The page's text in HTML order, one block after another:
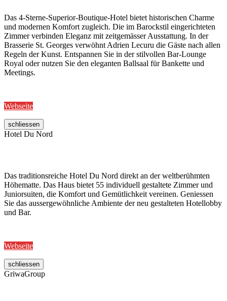
Das 4-Sterne-Superior-Boutique-Hotel bietet historischen Charme
und modernen Komfort zugleich. Die im Barockstil eingerichteten
Zimmer verbinden Eleganz mit zeitgemässer Ausstattung. In der
Brasserie St. Georges verwöhnt Adrien Lecuru die Gäste nach allen
Regeln der Kunst. Entspannen Sie in der stilvollen Bar-Lounge
Royal oder nutzen Sie den eleganten Ballsaal für Bankette und
Meetings.
Webseite
schliessen
Hotel Du Nord
Das traditionsreiche Hotel Du Nord direkt an der weltberühmten
Höhematte. Das Haus bietet 55 individuell gestaltete Zimmer und
Juniorsuiten, die Komfort und Gemütlichkeit vereinen. Geniessen
Sie das aussergewöhnliche Ambiente der neu gestalteten Hotellobby
und Bar.
Webseite
schliessen
GriwaGroup